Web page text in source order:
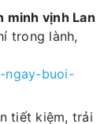
minh vịnh Lan
trong lành,
ngay-buoi-
tiết kiệm, trải